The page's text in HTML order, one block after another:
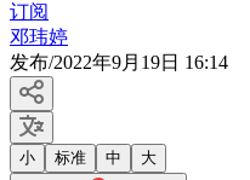
订阅
邓玮婷
发布/2022年9月19日 16:14
小 标准 中 大